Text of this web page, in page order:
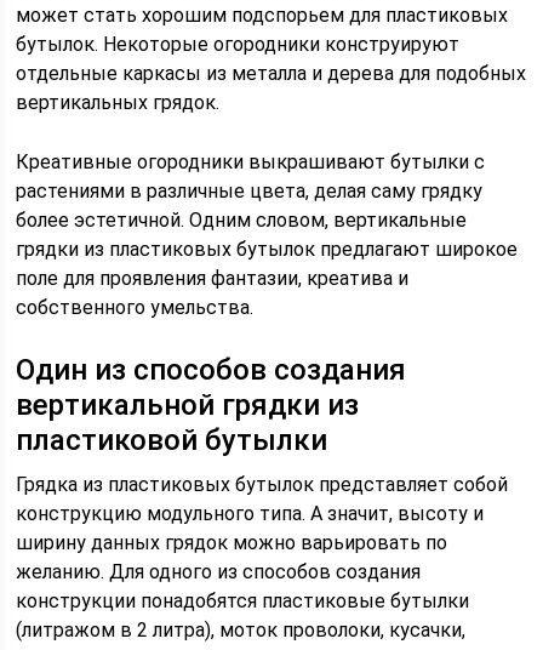
может стать хорошим подспорьем для пластиковых
бутылок. Некоторые огородники конструируют
отдельные каркасы из металла и дерева для подобных
вертикальных грядок.
Креативные огородники выкрашивают бутылки с
растениями в различные цвета, делая саму грядку
более эстетичной. Одним словом, вертикальные
грядки из пластиковых бутылок предлагают широкое
поле для проявления фантазии, креатива и
собственного умельства.
Один из способов создания
вертикальной грядки из
пластиковой бутылки
Грядка из пластиковых бутылок представляет собой
конструкцию модульного типа. А значит, высоту и
ширину данных грядок можно варьировать по
желанию. Для одного из способов создания
конструкции понадобятся пластиковые бутылки
(литражом в 2 литра), моток проволоки, кусачки,